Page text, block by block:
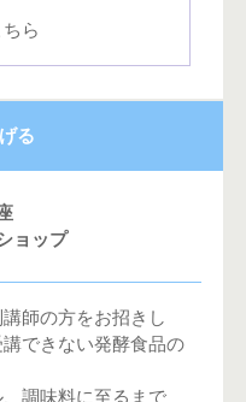
ら
る
ョップ
師の方をお招きし
できない発酵食品の
調味料に至るまで